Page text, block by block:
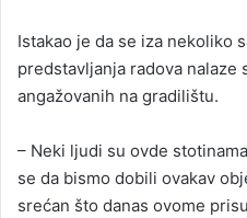
Istakao je da se iza nekoliko
predstavljanja radova nalaze
angažovanih na gradilištu.
– Neki ljudi su ovde
se da bismo dobili ovakav
srećan što danas ovome